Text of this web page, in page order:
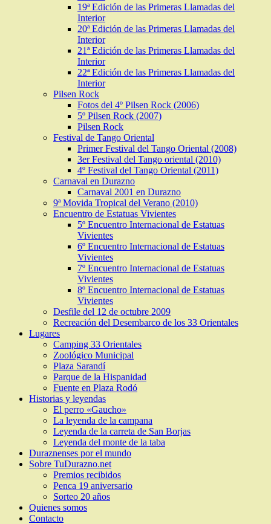
19ª Edición de las Primeras Llamadas del
Interior
20ª Edición de las Primeras Llamadas del
Interior
21ª Edición de las Primeras Llamadas del
Interior
22ª Edición de las Primeras Llamadas del
Interior
Pilsen Rock
Fotos del 4º Pilsen Rock (2006)
5º Pilsen Rock (2007)
Pilsen Rock
Festival de Tango Oriental
Primer Festival del Tango Oriental (2008)
3er Festival del Tango oriental (2010)
4º Festival del Tango Oriental (2011)
Carnaval en Durazno
Carnaval 2001 en Durazno
9ª Movida Tropical del Verano (2010)
Encuentro de Estatuas Vivientes
5º Encuentro Internacional de Estatuas
Vivientes
6º Encuentro Internacional de Estatuas
Vivientes
7º Encuentro Internacional de Estatuas
Vivientes
8º Encuentro Internacional de Estatuas
Vivientes
Desfile del 12 de octubre 2009
Recreación del Desembarco de los 33 Orientales
Lugares
Camping 33 Orientales
Zoológico Municipal
Plaza Sarandí
Parque de la Hispanidad
Fuente en Plaza Rodó
Historias y leyendas
El perro «Gaucho»
La leyenda de la campana
Leyenda de la carreta de San Borjas
Leyenda del monte de la taba
Duraznenses por el mundo
Sobre TuDurazno.net
Premios recibidos
Penca 19 aniversario
Sorteo 20 años
Quienes somos
Contacto